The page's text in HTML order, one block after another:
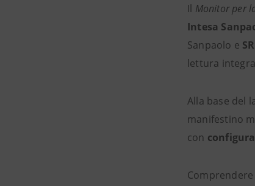
Il Monitor per
Intesa
Sanpaolo e
lettura
Alla base del
manifestino
con